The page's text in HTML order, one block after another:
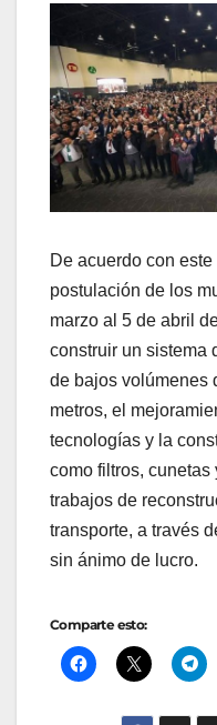
De acuerdo con
postulación de los
marzo al 5 de abril
construir un sistema
de bajos volúmenes
metros, el
tecnologías y la
como filtros,
trabajos de
transporte, a través
sin ánimo de lucro.
Comparte esto: